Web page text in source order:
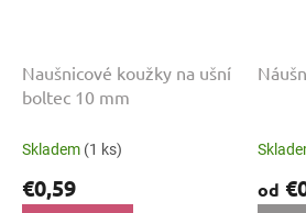
Naušnicové koužky na ušní
boltec 10 mm
Skladem (1 ks)
€0,59 od